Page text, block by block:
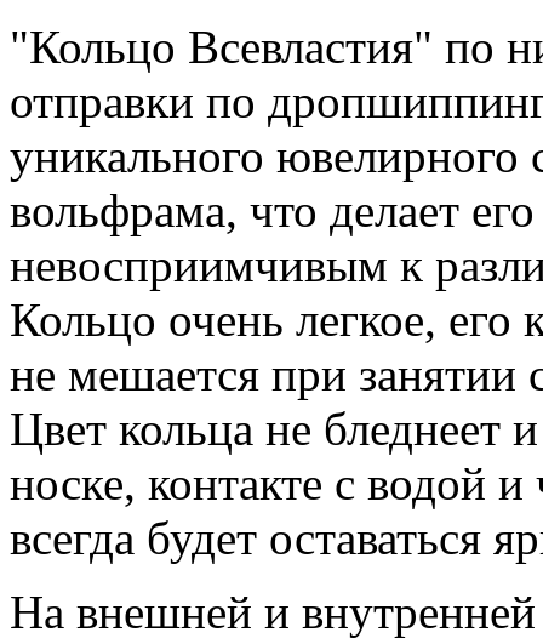
"Кольцо Всевластия" по
отправки по
уникального ювелирного
вольфрама, что делает
невосприимчивым к
Кольцо очень легкое,
не мешается при
Цвет кольца не бледнеет
носке, контакте с водой
всегда будет оставаться
На внешней и внутренней